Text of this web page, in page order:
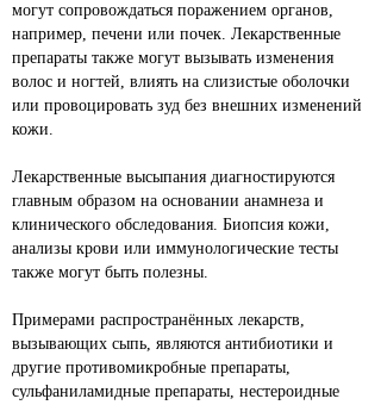
могут сопровождаться поражением органов,
например, печени или почек. Лекарственные
препараты также могут вызывать изменения
волос и ногтей, влиять на слизистые оболочки
или провоцировать зуд без внешних изменений
кожи.
Лекарственные высыпания диагностируются
главным образом на основании анамнеза и
клинического обследования. Биопсия кожи,
анализы крови или иммунологические тесты
также могут быть полезны.
Примерами распространённых лекарств,
вызывающих сыпь, являются антибиотики и
другие противомикробные препараты,
сульфаниламидные препараты, нестероидные